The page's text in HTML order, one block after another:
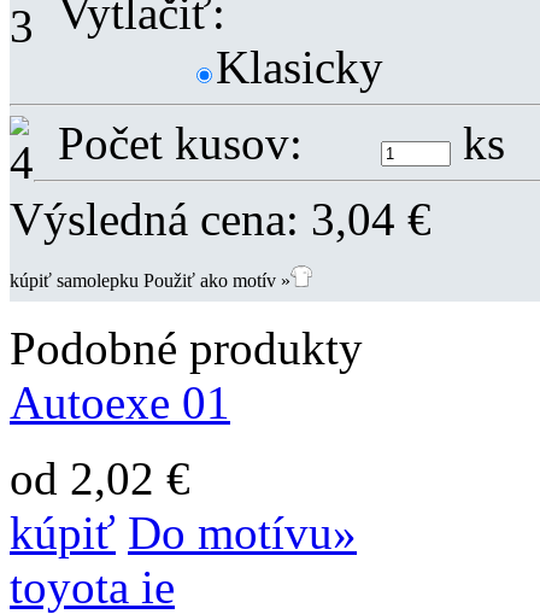
Vytlačiť:
Klasicky
Počet kusov:
ks
Výsledná cena: 3,04 €
kúpiť samolepku Použiť ako motív »
Podobné produkty
Autoexe 01
od 2,02 €
kúpiť Do motívu»
toyota ie